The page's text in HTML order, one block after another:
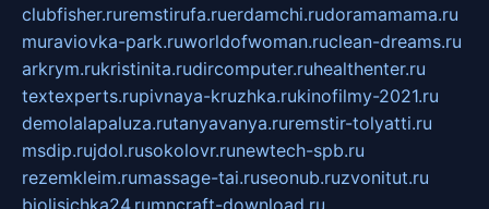
clubfisher.ruremstirufa.ruerdamchi.rudoramamama.ru
muraviovka-park.ruworldofwoman.ruclean-dreams.ru
arkrym.rukristinita.rudircomputer.ruhealthenter.ru
textexperts.rupivnaya-kruzhka.rukinofilmy-2021.ru
demolalapaluza.rutanyavanya.ruremstir-tolyatti.ru
msdip.rujdol.rusokolovr.runewtech-spb.ru
rezemkleim.rumassage-tai.ruseonub.ruzvonitut.ru